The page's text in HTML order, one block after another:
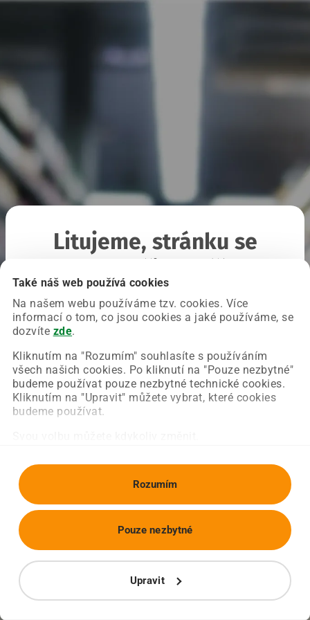
Také náš web používá cookies
Na našem webu používáme tzv. cookies. Více
informací o tom, co jsou cookies a jaké používáme, se
dozvíte zde.
Kliknutím na "Rozumím" souhlasíte s používáním
všech našich cookies. Po kliknutí na "Pouze nezbytné"
budeme používat pouze nezbytné technické cookies.
Kliknutím na "Upravit" můžete vybrat, které cookies
budeme používat.
Rozumím
Upravit
Pouze nezbytné
Litujeme, stránku se
Chyba nastala na naší straně a už ji opravujeme.
Zkuste prosím znovu načíst požadovanou stránku.
Obnovit stránku Úvodní strana